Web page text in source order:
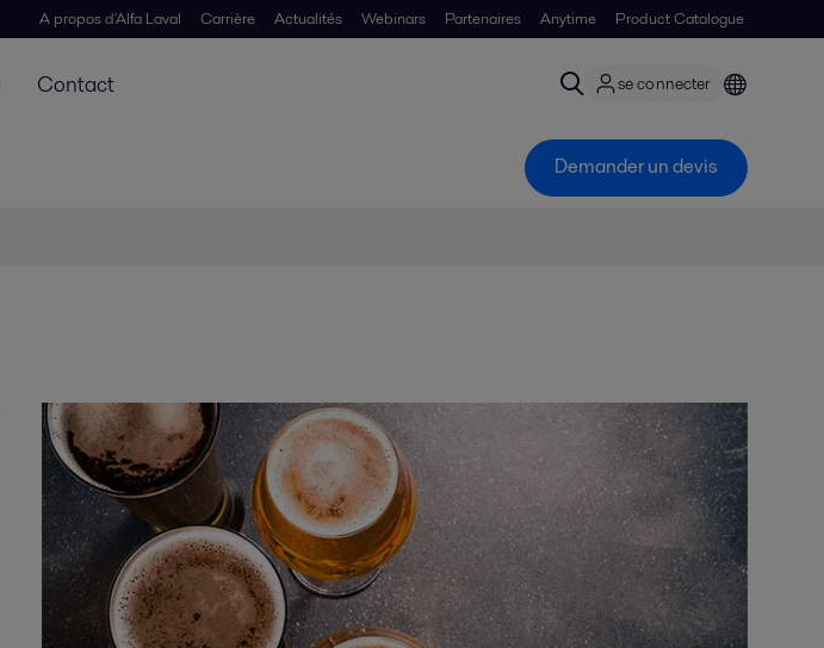
A propos d'Alfa Laval Carrière Actualités Webinars Partenaires Anytime Product Catalogue
Contact se connecter
Demander un devis